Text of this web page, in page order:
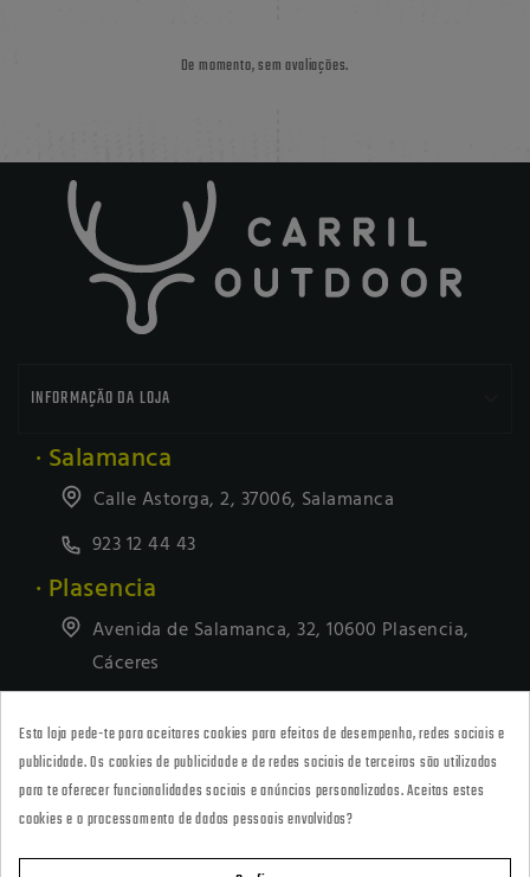
De momento, sem avaliações.
INFORMAÇÃO DA LOJA
· Salamanca
Calle Astorga, 2, 37006, Salamanca
923 12 44 43
· Plasencia
Avenida de Salamanca, 32, 10600 Plasencia,
Cáceres
· Tienda Online
marketing@armeriacarril.com
Esta loja pede-te para aceitares cookies para efeitos de desempenho, redes sociais e
publicidade. Os cookies de publicidade e de redes sociais de terceiros são utilizados
para te oferecer funcionalidades sociais e anúncios personalizados. Aceitas estes
cookies e o processamento de dados pessoais envolvidos?